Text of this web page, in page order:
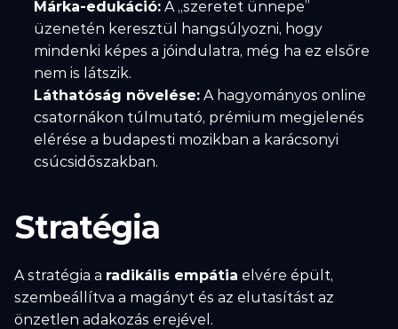
Márka-edukáció: A „szeretet ünnepe”
üzenetén keresztül hangsúlyozni, hogy
mindenki képes a jóindulatra, még ha ez elsőre
nem is látszik.
Láthatóság növelése: A hagyományos online
csatornákon túlmutató, prémium megjelenés
elérése a budapesti mozikban a karácsonyi
csúcsidőszakban.
Stratégia
A stratégia a radikális empátia elvére épült,
szembeállítva a magányt és az elutasítást az
önzetlen adakozás erejével.